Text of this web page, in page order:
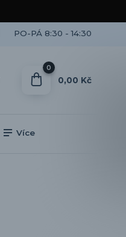
PO-PÁ 8:30 - 14:30
0
0,00 Kč
Více